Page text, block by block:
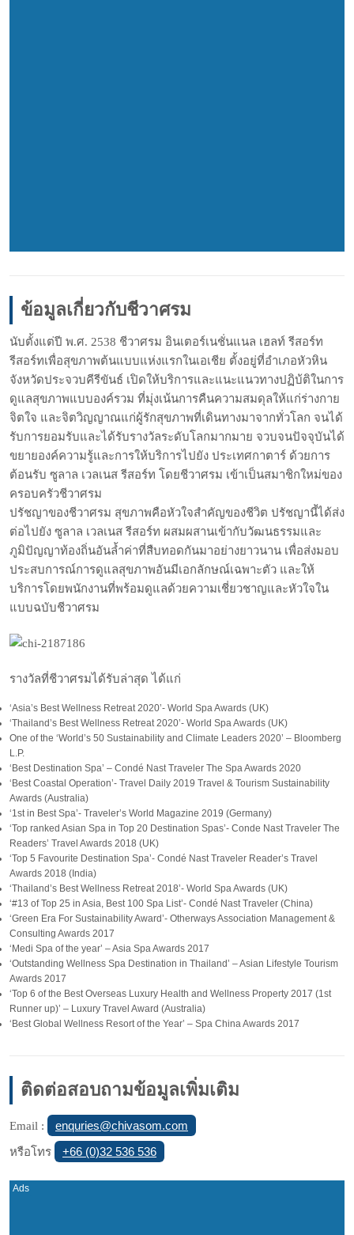
ข้อมูลเกี่ยวกับชีวาศรม
นับตั้งแต่ปี พ.ศ. 2538 ชีวาศรม อินเตอร์เนชั่นแนล เฮลท์ รีสอร์ท
รีสอร์ทเพื่อสุขภาพต้นแบบแห่งแรกในเอเชีย ตั้งอยู่ที่อำเภอหัวหิน
จังหวัดประจวบคีรีขันธ์ เปิดให้บริการและแนะแนวทางปฏิบ้ติในการ
ดูแลสุขภาพแบบองค์รวม ที่มุ่งเน้นการคืนความสมดุลให้แก่ร่างกาย
จิตใจ และจิตวิญญาณแก่ผู้รักสุขภาพที่เดินทางมาจากทั่วโลก จนได้
รับการยอมรับและได้รับรางวัลระดับโลกมากมาย จวบจนปัจจุบันได้
ขยายองค์ความรู้และการให้บริการไปยัง ประเทศกาตาร์ ด้วยการ
ต้อนรับ ซูลาล เวลเนส รีสอร์ท โดยชีวาศรม เข้าเป็นสมาชิกใหม่ของ
ครอบครัวชีวาศรม
ปรัชญาของชีวาศรม สุขภาพคือหัวใจสำคัญของชีวิต ปรัชญานี้ได้ส่ง
ต่อไปยัง ซูลาล เวลเนส รีสอร์ท ผสมผสานเข้ากับวัฒนธรรมและ
ภูมิปัญญาท้องถิ่นอันล้ำค่าที่สืบทอดกันมาอย่างยาวนาน เพื่อส่งมอบ
ประสบการณ์การดูแลสุขภาพอันมีเอกลักษณ์เฉพาะตัว และให้
บริการโดยพนักงานที่พร้อมดูแลด้วยความเชี่ยวชาญและหัวใจใน
แบบฉบับชีวาศรม
รางวัลที่ชีวาศรมได้รับล่าสุด ได้แก่
‘Asia’s Best Wellness Retreat 2020’- World Spa Awards (UK)
‘Thailand’s Best Wellness Retreat 2020’- World Spa Awards (UK)
One of the ‘World’s 50 Sustainability and Climate Leaders 2020’ – Bloomberg
L.P.
‘Best Destination Spa’ – Condé Nast Traveler The Spa Awards 2020
‘Best Coastal Operation’- Travel Daily 2019 Travel & Tourism Sustainability
Awards (Australia)
‘1st in Best Spa’- Traveler’s World Magazine 2019 (Germany)
‘Top ranked Asian Spa in Top 20 Destination Spas’- Conde Nast Traveler The
Readers’ Travel Awards 2018 (UK)
‘Top 5 Favourite Destination Spa’- Condé Nast Traveler Reader’s Travel
Awards 2018 (India)
‘Thailand’s Best Wellness Retreat 2018’- World Spa Awards (UK)
‘#13 of Top 25 in Asia, Best 100 Spa List’- Condé Nast Traveler (China)
‘Green Era For Sustainability Award’- Otherways Association Management &
Consulting Awards 2017
‘Medi Spa of the year’ – Asia Spa Awards 2017
‘Outstanding Wellness Spa Destination in Thailand’ – Asian Lifestyle Tourism
Awards 2017
‘Top 6 of the Best Overseas Luxury Health and Wellness Property 2017 (1st
Runner up)’ – Luxury Travel Award (Australia)
‘Best Global Wellness Resort of the Year’ – Spa China Awards 2017
ติดต่อสอบถามข้อมูลเพิ่มเติม
Email : enquries@chivasom.com
หรือโทร +66 (0)32 536 536